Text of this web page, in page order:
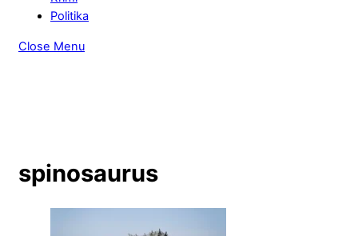
Politika
Close Menu
spinosaurus